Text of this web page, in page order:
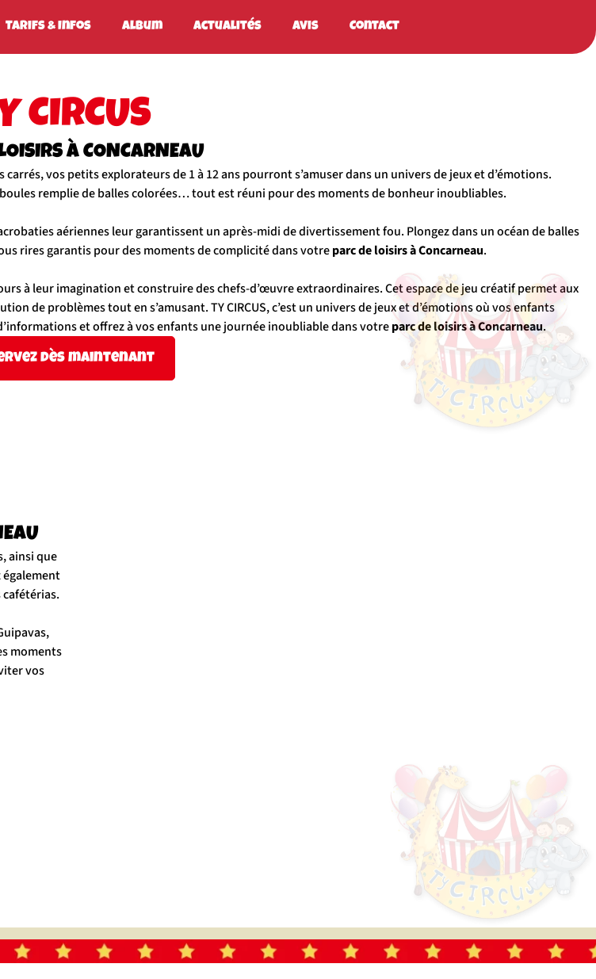
Tarifs & Infos Album Actualités Avis Contact
CIRCUS
À CONCARNEAU
carrés, vos petits explorateurs de 1 à 12 ans pourront s’amuser dans un univers de jeux et d’émotions.
remplie de balles colorées… tout est réuni pour des moments de bonheur inoubliables.
aériennes leur garantissent un après-midi de divertissement fou. Plongez dans un océan de balles
rires garantis pour des moments de complicité dans votreparc de loisirsà Concarneau.
à leur imagination et construire des chefs-d’œuvre extraordinaires. Cet espace de jeu créatif permet aux
de problèmes tout en s’amusant. TY CIRCUS, c’est un univers de jeux et d’émotions où vos enfants
et offrez à vos enfants une journée inoubliable dans votreparc de loisirs à Concarneau.
dès maintenant
ainsi que
également
cafétérias.
moments
vos